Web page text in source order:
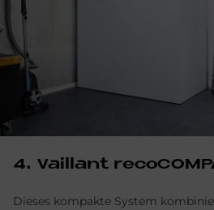
4. Vail­lant
Dieses kompakte System